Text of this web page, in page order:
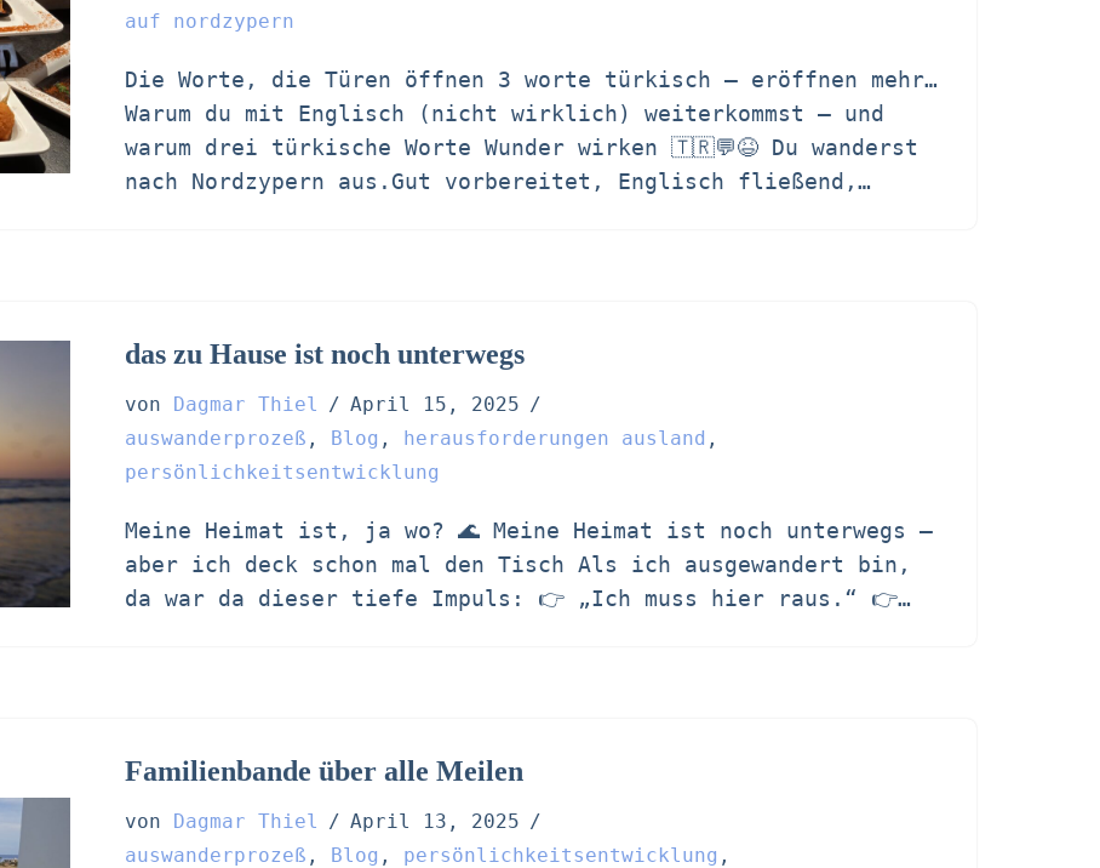
auf nordzypern
Die Worte, die Türen öffnen 3 worte türkisch – eröffnen mehr…
Warum du mit Englisch (nicht wirklich) weiterkommst – und
warum drei türkische Worte Wunder wirken 🇹🇷💬😆 Du wanderst
nach Nordzypern aus.Gut vorbereitet, Englisch fließend,…
das zu Hause ist noch unterwegs
von Dagmar Thiel
April 15, 2025
auswanderprozeß , Blog , herausforderungen ausland ,
persönlichkeitsentwicklung
Meine Heimat ist, ja wo? 🌊 Meine Heimat ist noch unterwegs –
aber ich deck schon mal den Tisch Als ich ausgewandert bin,
da war da dieser tiefe Impuls: 👉 „Ich muss hier raus.“ 👉…
Familienbande über alle Meilen
von Dagmar Thiel
April 13, 2025
auswanderprozeß , Blog , persönlichkeitsentwicklung ,